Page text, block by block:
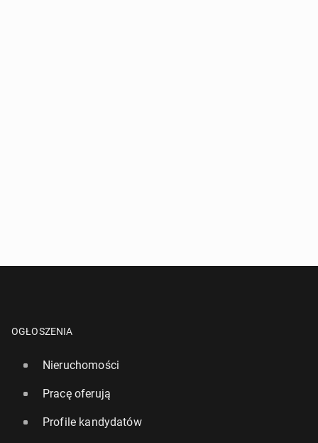
OGŁOSZENIA
Nieruchomości
Pracę oferują
Profile kandydatów